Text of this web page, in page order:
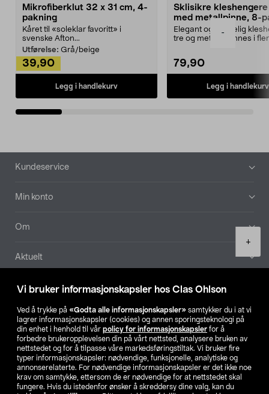
Vi bruker informasjonskapsler hos Clas Ohlson
Ved å trykke på «Godta alle informasjonskapsler» samtykker du i at vi
lagrer informasjonskapsler (cookies) og annen sporingsteknologi på
din enhet i henhold til vår policy for informasjonskapsler for å
forbedre brukeropplevelsen din på vårt nettsted, analysere bruken av
nettstedet og for å tilpasse våre markedsføringstiltak. Vi bruker fire
typer informasjonskapsler: nødvendige, funksjonelle, analytiske og
annonserelaterte. For nødvendige informasjonskapsler er det ikke noe
krav om samtykke, ettersom de er nødvendige for at nettstedet skal
fungere. Hvis du istedenfor ønsker å skreddersy dine valg, kan du
-
+
Mikrofiberklut 32 x 31 cm, 4-
pakning
Kåret til «soleklar favoritt» i
svenske Afton...
Utførelse: Grå/beige
39,90
Legg i handlekurv
Sklisikre
med metallpinne, 8-
Elegant og skikkelig
tre og metall – finnes i
79,90
Legg i handlekurv
Bunntekst
Kundeservice
Min konto
Om
Aktuelt
Våre selskaper
Finn din butikk
SE NO FI